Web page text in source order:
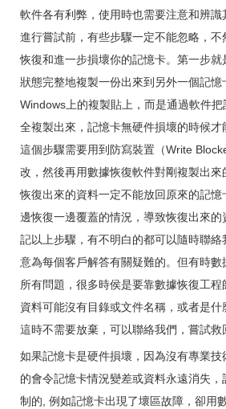
軟件各有利弊，使用時也需要注意和辨
進行嘗試前，有些步驟一定不能忽略，
恢復和進一步損壞你的記憶卡。第一步
狀態完整地複製一份出來到另外一個記憶
Windows上的複製貼上，而是通過軟件
全複製出來，記憶卡無硬件損壞的時候
這個步驟需要用到防寫裝置（Write
改，然後再用數據恢復軟件對剛複製出
恢復出來的資料一定不能放回原來的記
邊恢復一邊覆蓋的情況，導致恢復出來
記以上步驟，有不明白的都可以隨時聯
意為每個客戶解答有關疑難的。但有時
所有問題，很多時侯是要靠數據恢復工
資料可能沒有目錄或文件名稱，或者是什
這時不需要放棄，可以聯絡我們，嘗試救
如果記憶卡是硬件損壞，因為沒有專業
的會令記憶卡情況變差或資料永遠消失
制的, 例如記憶卡出現了壞區故障，卻用